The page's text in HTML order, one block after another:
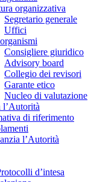
organizzativa
Segretario generale
Uffici
Consigliere giuridico
Advisory board
Collegio dei revisori
Garante etico
Nucleo di valutazione
l’Autorità
di riferimento
l’Autorità
d’intesa